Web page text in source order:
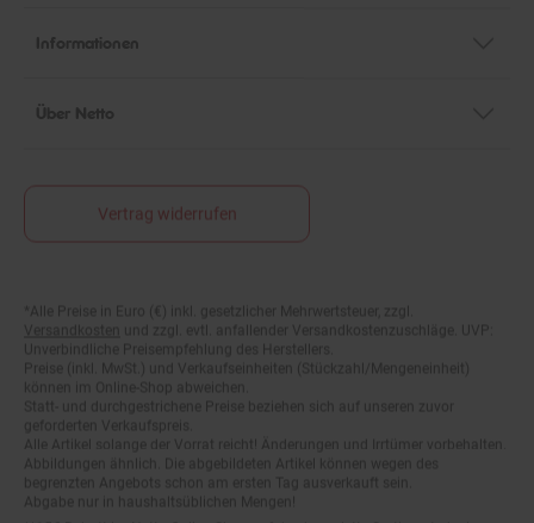
Fußnoten
Versandkosten
und zzgl. evtl. anfallender Versandkostenzuschläge. UVP:
Unverbindliche Preisempfehlung des Herstellers.
Preise (inkl. MwSt.) und Verkaufseinheiten (Stückzahl/Mengeneinheit)
können im Online-Shop abweichen.
Statt- und durchgestrichene Preise beziehen sich auf unseren zuvor
geforderten Verkaufspreis.
Alle Artikel solange der Vorrat reicht! Änderungen und Irrtümer vorbehalten.
Abbildungen ähnlich. Die abgebildeten Artikel können wegen des
begrenzten Angebots schon am ersten Tag ausverkauft sein.
Abgabe nur in haushaltsüblichen Mengen!